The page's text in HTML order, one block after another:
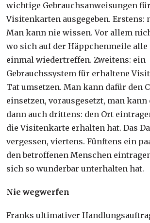
wichtige Gebrauchsanweisungen
Visitenkarten ausgegeben. Erstens:
Man kann nie wissen. Vor allem
wo sich auf der Häppchenmeile
einmal wiedertreffen. Zweitens: ein
Gebrauchssystem für erhaltene
Tat umsetzen. Man kann dafür den
einsetzen, vorausgesetzt, man kann
dann auch drittens: den Ort
die Visitenkarte erhalten hat. Das
vergessen, viertens. Fünftens ein
den betroffenen Menschen
sich so wunderbar unterhalten hat.
Nie wegwerfen
Franks ultimativer